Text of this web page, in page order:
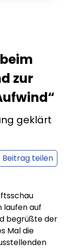
zur
geklärt
Beitrag teilen
laufen auf
begrüßte der
Mal die